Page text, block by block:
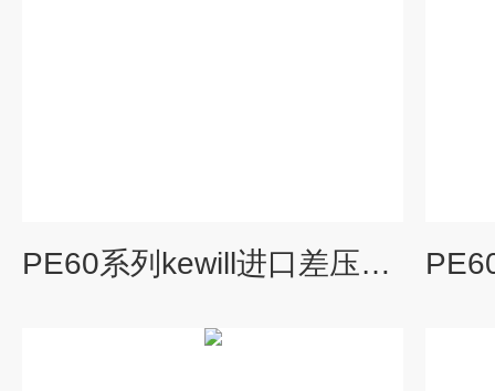
PE60系列kewill进口差压变送器工业行业差压传感器